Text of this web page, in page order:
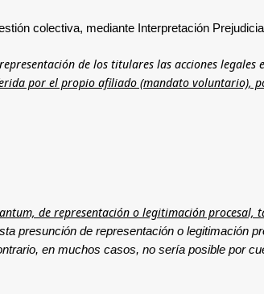
colectiva, mediante Interpretación
de los titulares las acciones legales
por el propio afiliado (mandato voluntario),
de representación o legitimación procesal,
presunción de representación o legitimación
en muchos casos, no sería posible por